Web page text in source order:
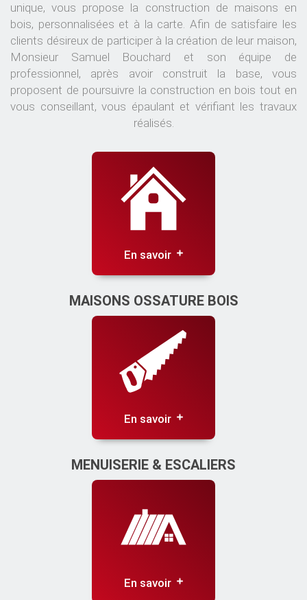
unique, vous propose la construction de maisons en
bois, personnalisées et à la carte. Afin de satisfaire les
clients désireux de participer à la création de leur maison,
Monsieur Samuel Bouchard et son équipe de
professionnel, après avoir construit la base, vous
proposent de poursuivre la construction en bois tout en
vous conseillant, vous épaulant et vérifiant les travaux
réalisés.
En savoir
MAISONS OSSATURE BOIS
En savoir
MENUISERIE & ESCALIERS
En savoir